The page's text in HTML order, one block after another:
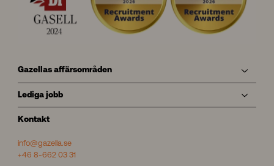
Gazellas affärsområden
Lediga jobb
Kontakt
info@gazella.se
+46 8-662 03 31